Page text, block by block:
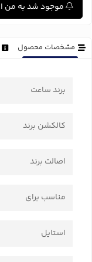
موجود شد به من
مشخصات محصول
برند ساعت
کالکشن برند
اصالت برند
مناسب برای
استایل